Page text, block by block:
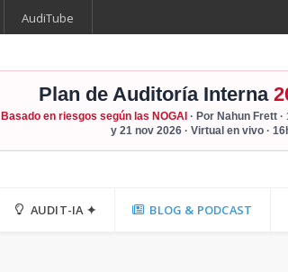
AudiTube
Plan de Auditoría Interna
Basado en riesgos según las NOGAI · Por Nahun Frett ·
y 21 nov 2026 · Virtual en vivo ·
AUDIT-IA ✦ BLOG & PODCAST